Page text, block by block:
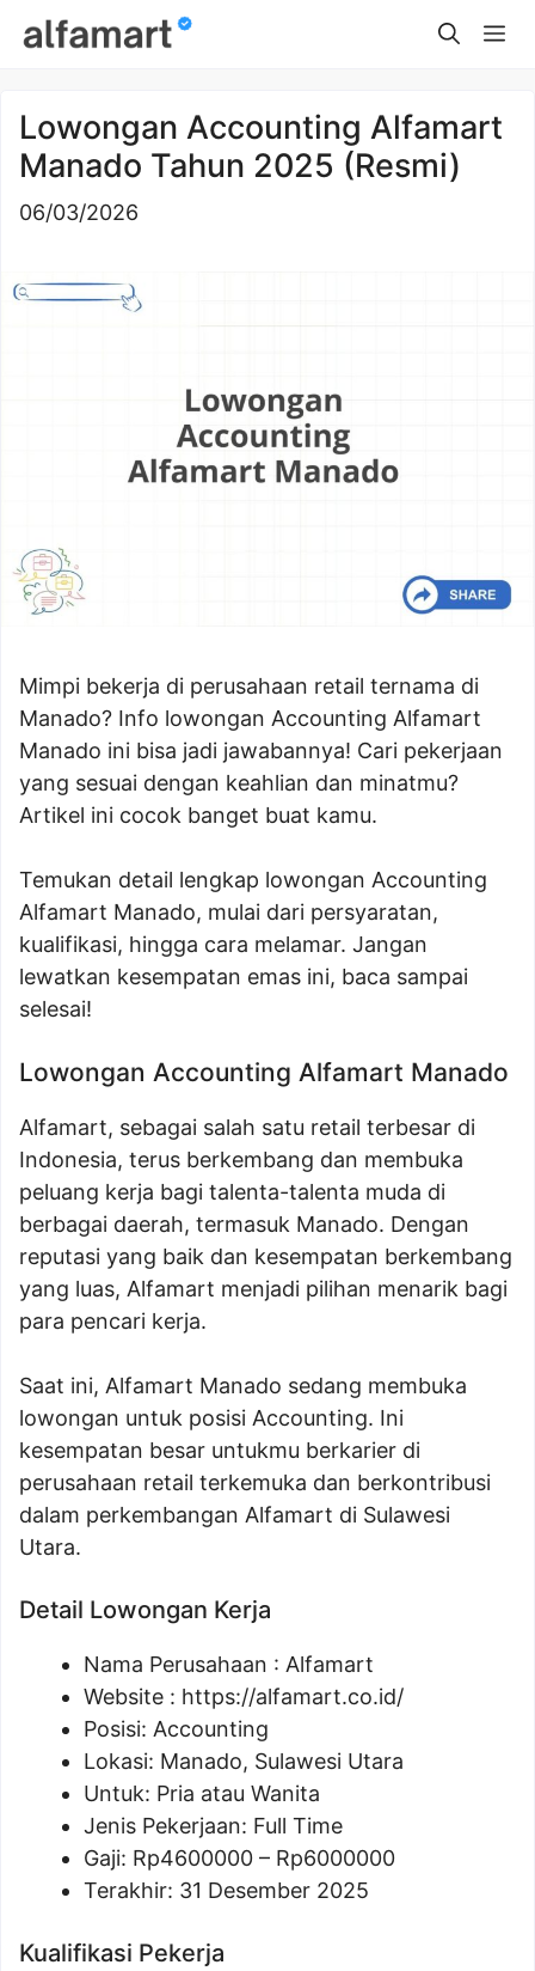
Lowongan Accounting Alfamart
Manado Tahun 2025 (Resmi)
06/03/2026
Mimpi bekerja di perusahaan retail ternama di
Manado? Info lowongan Accounting Alfamart
Manado ini bisa jadi jawabannya! Cari pekerjaan
yang sesuai dengan keahlian dan minatmu?
Artikel ini cocok banget buat kamu.
Temukan detail lengkap lowongan Accounting
Alfamart Manado, mulai dari persyaratan,
kualifikasi, hingga cara melamar. Jangan
lewatkan kesempatan emas ini, baca sampai
selesai!
Lowongan Accounting Alfamart Manado
Alfamart, sebagai salah satu retail terbesar di
Indonesia, terus berkembang dan membuka
peluang kerja bagi talenta-talenta muda di
berbagai daerah, termasuk Manado. Dengan
reputasi yang baik dan kesempatan berkembang
yang luas, Alfamart menjadi pilihan menarik bagi
para pencari kerja.
Saat ini, Alfamart Manado sedang membuka
lowongan untuk posisi Accounting. Ini
kesempatan besar untukmu berkarier di
perusahaan retail terkemuka dan berkontribusi
dalam perkembangan Alfamart di Sulawesi
Utara.
Detail Lowongan Kerja
Nama Perusahaan : Alfamart
Website : https://alfamart.co.id/
Posisi: Accounting
Lokasi: Manado, Sulawesi Utara
Untuk: Pria atau Wanita
Jenis Pekerjaan: Full Time
Gaji: Rp4600000 – Rp6000000
Terakhir: 31 Desember 2025
Kualifikasi Pekerja